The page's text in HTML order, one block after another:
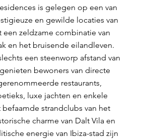
is gelegen op een van
en gewilde locaties van
een zeldzame combinatie van
en het bruisende eilandleven.
een steenworp afstand van
bewoners van directe
restaurants,
luxe jachten en enkele
befaamde strandclubs van het
charme van Dalt Vila en
energie van Ibiza-stad zijn